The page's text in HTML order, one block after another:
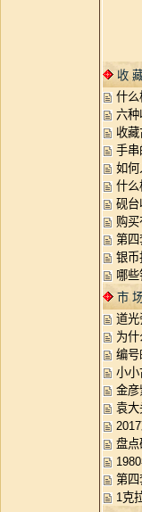
收
什么
六种
收
手串
如何
什么
砚台
购
第四
银币
哪
市
道光
为
编号
小小
金彦
袁大
盘点
第四
1克